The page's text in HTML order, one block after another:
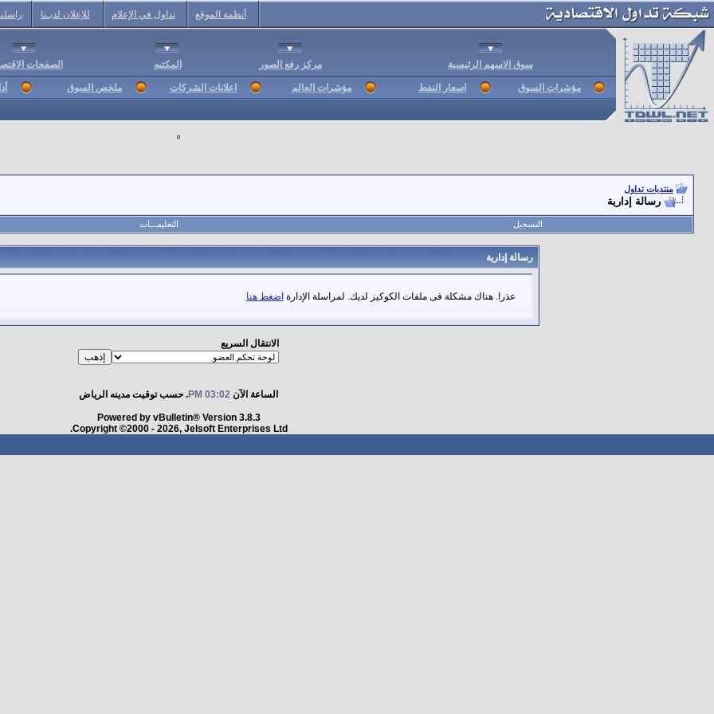
أنظمة الموقع تداول في الإعلام للإعلان لديـنا
سوق الاسهم الرئيسية مركز رفع الصور المكتبه الصفحات
مؤشرات السوق اسعار النفط مؤشرات العالم اعلانات الشركات ملخص السوق
منتديات تداول
رسالة إدارية
التسجيل التعليمـــات
رسالة إدارية
عذرا. هناك مشكلة فى ملفات الكوكيز لديك. لمراسلة الإدارة اضغط هنا
الانتقال السريع
الساعة الآن 03:02 PM . حسب توقيت مدينه الرياض
Powered by vBulletin® Version 3.8.3
Copyright ©2000 - 2026, Jelsoft Enterprises Ltd.